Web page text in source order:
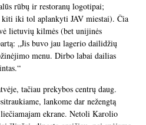
rūbų ir restoranų logotipai;
kiti iki tol aplankyti JAV miestai). Čia
lietuvių kilmės (bet unijinės
„Jis buvo jau lagerio dailidžių
menu. Dirbo labai dailias
tačiau prekybos centrų daug.
lankome dar nežengtą
ekrane. Netoli Karolio